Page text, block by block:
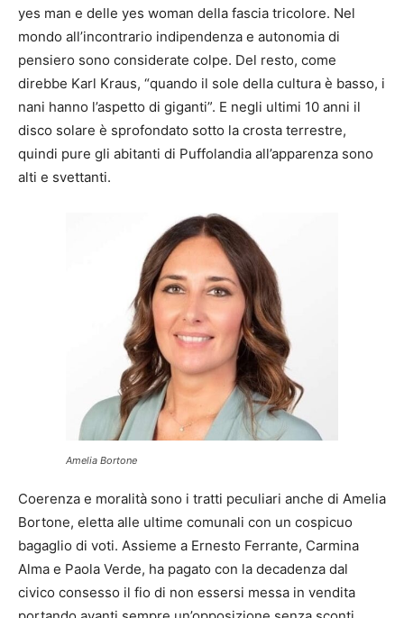
yes man e delle yes woman della fascia tricolore. Nel
mondo all’incontrario indipendenza e autonomia di
pensiero sono considerate colpe. Del resto, come
direbbe Karl Kraus, “quando il sole della cultura è basso, i
nani hanno l’aspetto di giganti”. E negli ultimi 10 anni il
disco solare è sprofondato sotto la crosta terrestre,
quindi pure gli abitanti di Puffolandia all’apparenza sono
alti e svettanti.
Amelia Bortone
Coerenza e moralità sono i tratti peculiari anche di Amelia
Bortone, eletta alle ultime comunali con un cospicuo
bagaglio di voti. Assieme a Ernesto Ferrante, Carmina
Alma e Paola Verde, ha pagato con la decadenza dal
civico consesso il fio di non essersi messa in vendita